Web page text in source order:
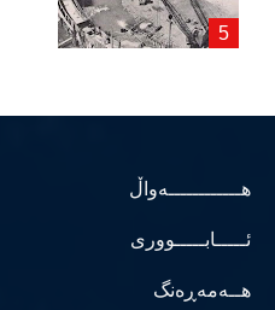
هــــــــــــەواڵ
ئـــــابـــــووری
هــەمەڕەنگ